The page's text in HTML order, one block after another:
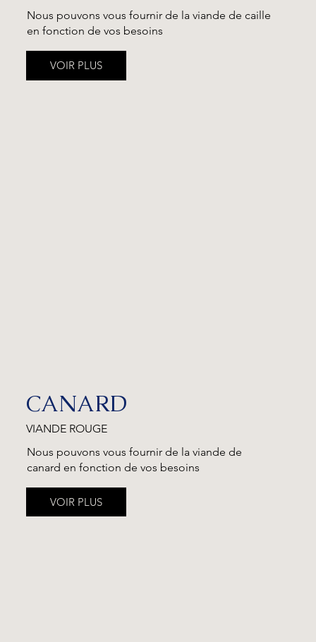
Nous pouvons vous fournir de la viande de caille
en fonction de vos besoins
VOIR PLUS
CANARD
VIANDE ROUGE
Nous pouvons vous fournir de la viande de
canard en fonction de vos besoins
VOIR PLUS